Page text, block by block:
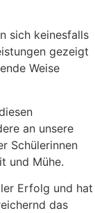
sich keinesfalls
gezeigt
Weise
an unsere
Schülerinnen
und Mühe.
Erfolg und hat
das